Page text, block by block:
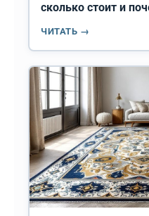
сколько стоит и
ЧИТАТЬ →